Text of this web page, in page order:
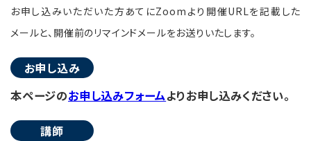
お申し込みいただいた方あてにZoomより開催URLを記載した
メールと、開催前のリマインドメールをお送りいたします。
お申し込み
本ページのお申し込みフォームよりお申し込みください。
講師